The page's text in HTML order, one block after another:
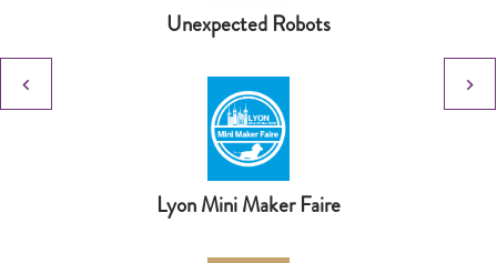
keyboard_arrow_left keyboard_arrow_right
Unexpected Robots
Lyon Mini Maker Faire